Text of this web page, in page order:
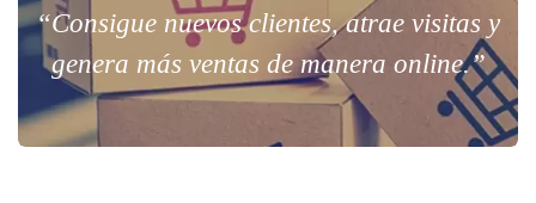
“Consigue nuevos clientes, atrae visitas y
genera más ventas de manera online.”